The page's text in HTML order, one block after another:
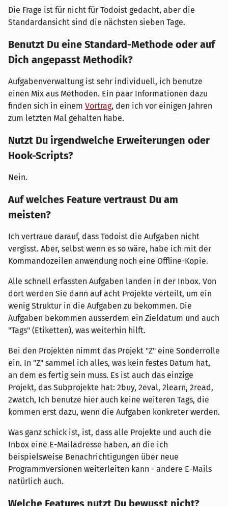
Die Frage ist für nicht für Todoist gedacht, aber die
Standardansicht sind die nächsten sieben Tage.
Benutzt Du eine Standard-Methode oder auf
Dich angepasst Methodik?
Aufgabenverwaltung ist sehr individuell, ich benutze
einen Mix aus Methoden. Ein paar Informationen dazu
finden sich in einem Vortrag, den ich vor einigen Jahren
zum letzten Mal gehalten habe.
Nutzt Du irgendwelche Erweiterungen oder
Hook-Scripts?
Nein.
Auf welches Feature vertraust Du am
meisten?
Ich vertraue darauf, dass Todoist die Aufgaben nicht
vergisst. Aber, selbst wenn es so wäre, habe ich mit der
Kommandozeilen anwendung noch eine Offline-Kopie.
Alle schnell erfassten Aufgaben landen in der Inbox. Von
dort werden Sie dann auf acht Projekte verteilt, um ein
wenig Struktur in die Aufgaben zu bekommen. Die
Aufgaben bekommen ausserdem ein Zieldatum und auch
"Tags" (Etiketten), was weiterhin hilft.
Bei den Projekten nimmt das Projekt "Z" eine Sonderrolle
ein. In "Z" sammel ich alles, was kein festes Datum hat,
an dem es fertig sein muss. Es ist auch das einzige
Projekt, das Subprojekte hat: 2buy, 2eval, 2learn, 2read,
2watch, Ich benutze hier auch keine weiteren Tags, die
kommen erst dazu, wenn die Aufgaben konkreter werden.
Was ganz schick ist, ist, dass alle Projekte und auch die
Inbox eine E-Mailadresse haben, an die ich
beispielsweise Benachrichtigungen über neue
Programmversionen weiterleiten kann - andere E-Mails
natürlich auch.
Welche Features nutzt Du bewusst nicht?